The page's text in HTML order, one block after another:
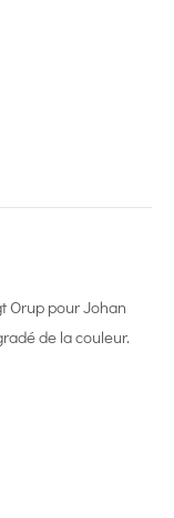
Orup pour Johan
de la couleur.